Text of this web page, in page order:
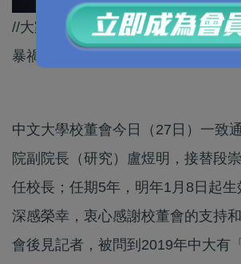
//大家都希望見到德才兼備的「中大
暴禍港嘅「暴大人」！//
中文大學校董會今日（27日）一致
院副院長（研究）盧煜明，接替段
任校長；任期5年，明年1月8日起
深感榮幸，衷心感謝校董會的支持
會後見記者，被問到2019年中大有